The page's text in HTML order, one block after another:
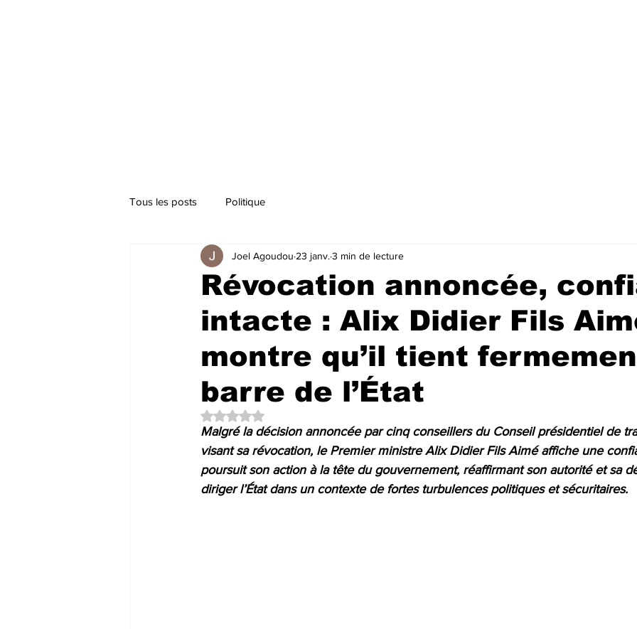
Tous les posts Politique
Révocation annoncée,
intacte : Alix Didier Fils
montre qu’il tient
barre de l’État
Joel Agoudou 23 janv. 3 min de lecture
Noté NaN étoiles sur 5.
Malgré la décision annoncée par cinq conseillers du Conseil présidentiel de
visant sa révocation, le Premier ministre Alix Didier Fils Aimé affiche une
poursuit son action à la tête du gouvernement, réaffirmant son autorité et sa
diriger l’État dans un contexte de fortes turbulences politiques et sécuritaires.